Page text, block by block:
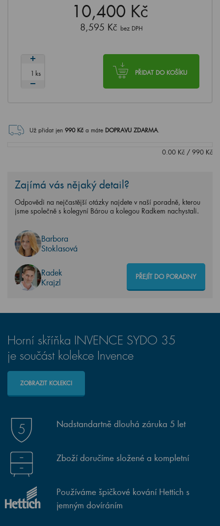
10,400 Kč
8,595 Kč bez DPH
PŘIDAT DO KOŠÍKU
ks
Už přidat jen 990Kč a máte DOPRAVU ZDARMA.
0.00 Kč / 990 Kč
Zajímá vás nějaký detail?
Odpovědi na nejčastější otázky najdete v naší poradně, kterou
jsme společně s kolegyní Bárou a kolegou Radkem nachystali.
Barbora
Stoklasová
Radek
Krajzl
PŘEJÍT DO PORADNY
Horní skříňka INVENCE SYDO 35
je součást kolekce Invence
ZOBRAZIT KOLEKCI
Nadstandartně dlouhá záruka 5 let
Zboží doručíme složené a kompletní
Používáme špičkové kování Hettich s
jemným dovíráním